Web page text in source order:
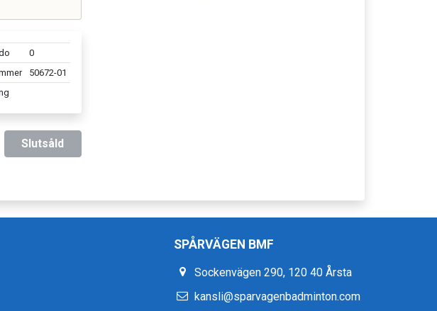
0
50672-01
Slutsåld
SPÅRVÄGEN BMF
Sockenvägen 290, 120 40 Årsta
kansli@sparvagenbadminton.com